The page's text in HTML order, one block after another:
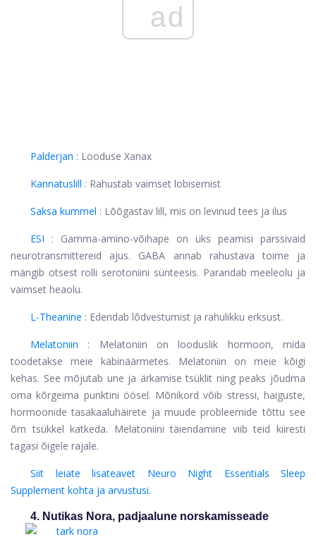
ad
Palderjan : Looduse Xanax
Kannatuslill : Rahustab vaimset lobisemist
Saksa kummel : Lõõgastav lill, mis on levinud tees ja ilus
ESI : Gamma-amino-võihape on üks peamisi pärssivaid
neurotransmittereid ajus. GABA annab rahustava toime ja
mängib otsest rolli serotoniini sünteesis. Parandab meeleolu ja
vaimset heaolu.
L-Theanine : Edendab lõdvestumist ja rahulikku erksust.
Melatoniin : Melatoniin on looduslik hormoon, mida
toodetakse meie käbinäärmetes. Melatoniin on meie kõigi
kehas. See mõjutab une ja ärkamise tsüklit ning peaks jõudma
oma kõrgeima punktini öösel. Mõnikord võib stressi, haiguste,
hormoonide tasakaaluhäirete ja muude probleemide tõttu see
õrn tsükkel katkeda. Melatoniini täiendamine viib teid kiiresti
tagasi õigele rajale.
Siit leiate lisateavet Neuro Night Essentials Sleep
Supplement kohta ja arvustusi.
4. Nutikas Nora, padjaalune norskamisseade